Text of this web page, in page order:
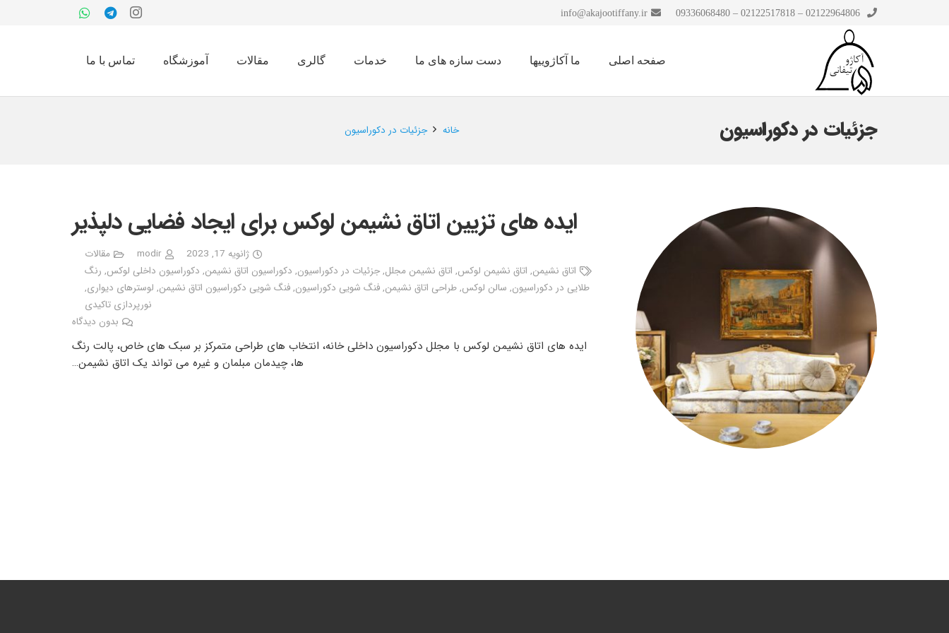
info@akajootiffany.ir
صفحه اصلی ما آکاژوییها دست سازه های ما خدمات گالری مقالات آموزشگاه تماس با ما
جزئیات در دکوراسیون خانه جزئیات در دکوراسیون
ایده های تزیین اتاق نشیمن لوکس برای ایجاد فضایی دلپذیر
ژانویه 17, 2023 modir
مقالات
اتاق نشیمن, اتاق نشیمن لوکس, اتاق نشیمن مجلل,جزئیات در دکوراسیون, دکوراسیون اتاق نشیمن, دکوراسیون داخلی لوکس, رنگ
طلایی در دکوراسیون, سالن لوکس,طراحی اتاق نشیمن,فنگ شویی دکوراسیون,فنگ شویی دکوراسیون اتاق نشیمن, لوسترهای دیواری,
نورپردازی تاکیدی
بدون دیدگاه
ایده های اتاق نشیمن لوکس با مجلل دکوراسیون داخلی خانه، انتخاب های طراحی متمرکز بر سبک های خاص، پالت رنگ
ها، چیدمان مبلمان و غیره می تواند یک اتاق نشیمن…